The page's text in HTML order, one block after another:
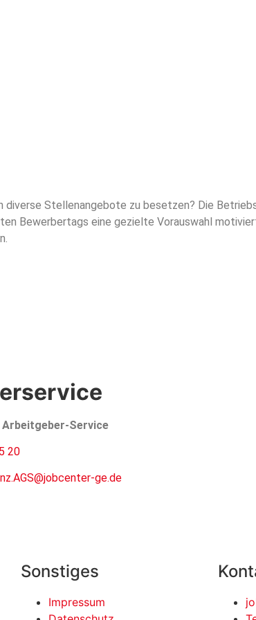
Stellenangebote zu besetzen? Die
Bewerbertags eine gezielte Vorauswahl
Arbeitgeber-Service
20
ge.de
Sonstiges
Impressum